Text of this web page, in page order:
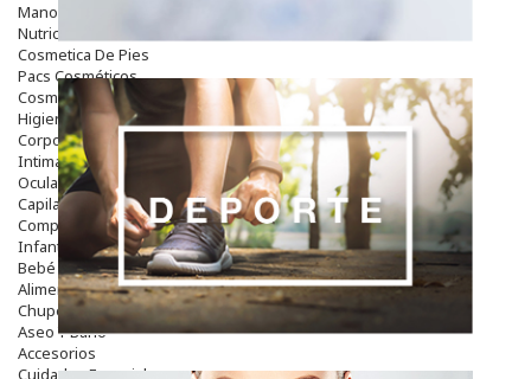
Manos Y Uñas
Nutricosmética
Cosmetica De Pies
Pacs Cosméticos
Cosmetica Facial Piel Sensible
Higiene
Corporal
Intima
Ocular
Capilar
Complementos
Infantil
Bebé
Alimentación Y Complementos
Chupetes Y Mordedores
Aseo Y Baño
Accesorios
Cuidados Especiales